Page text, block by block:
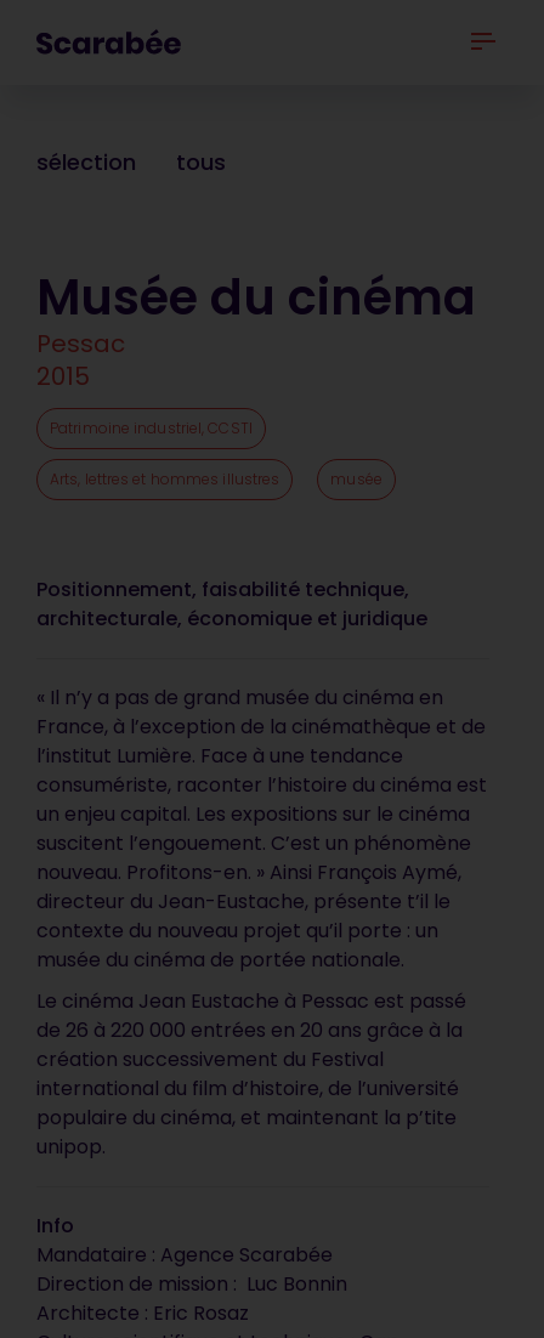
sélection tous
Musée du cinéma
Pessac
2015
Patrimoine industriel, CCSTI
Arts, lettres et hommes illustres musée
Positionnement, faisabilité technique,
architecturale, économique et juridique
« Il n’y a pas de grand musée du cinéma en
France, à l’exception de la cinémathèque et de
l’institut Lumière. Face à une tendance
consumériste, raconter l’histoire du cinéma est
un enjeu capital. Les expositions sur le cinéma
suscitent l’engouement. C’est un phénomène
nouveau. Profitons-en. » Ainsi François Aymé,
directeur du Jean-Eustache, présente t’il le
contexte du nouveau projet qu’il porte : un
musée du cinéma de portée nationale.
Le cinéma Jean Eustache à Pessac est passé
de 26 à 220 000 entrées en 20 ans grâce à la
création successivement du Festival
international du film d’histoire, de l’université
populaire du cinéma, et maintenant la p’tite
unipop.
Info
Mandataire : Agence Scarabée
Direction de mission : Luc Bonnin
Architecte : Eric Rosaz